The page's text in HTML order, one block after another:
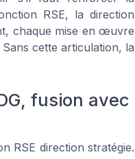
RSE, la direction
chaque mise en œuvre
cette articulation, la
fusion avec
RSE direction stratégie.